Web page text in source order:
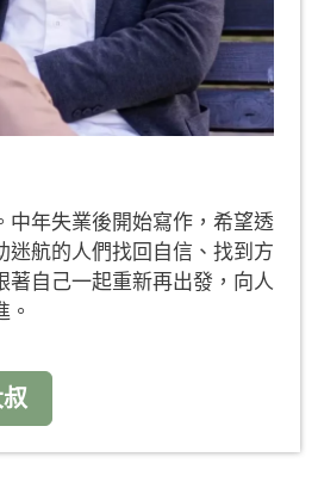
中年失業後開始寫作，希望透
迷航的人們找回自信、找到方
著自己一起重新再出發，向人
。